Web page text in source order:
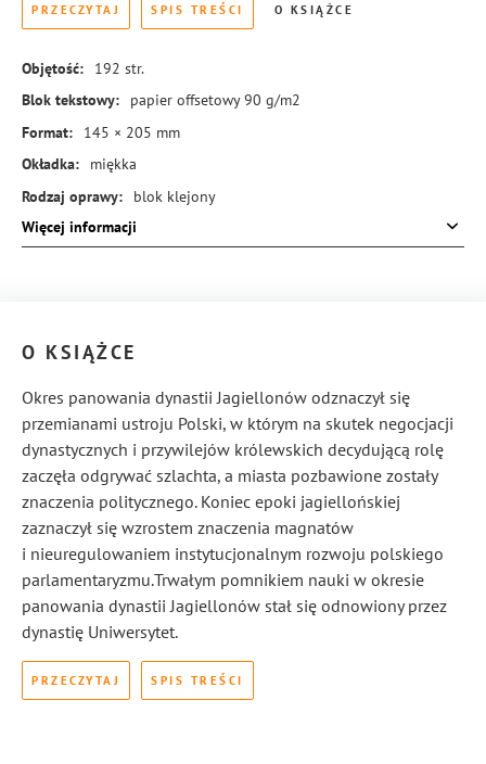
PRZECZYTAJ SPIS TREŚCI O KSIĄŻCE
Objętość: 192 str.
Blok tekstowy:
papier offsetowy 90 g/m2
Format:
145 × 205 mm
Okładka:
miękka
Rodzaj oprawy:
blok klejony
ISBN:
978-83-8273-500-0
Więcej informacji
O KSIĄŻCE
Okres panowania dynastii Jagiellonów odznaczył się
przemianami ustroju Polski, w którym na skutek negocjacji
dynastycznych i przywilejów królewskich decydującą rolę
zaczęła odgrywać szlachta, a miasta pozbawione zostały
znaczenia politycznego. Koniec epoki jagiellońskiej
zaznaczył się wzrostem znaczenia magnatów
i nieuregulowaniem instytucjonalnym rozwoju polskiego
parlamentaryzmu.Trwałym pomnikiem nauki w okresie
panowania dynastii Jagiellonów stał się odnowiony przez
dynastię Uniwersytet.
PRZECZYTAJ SPIS TREŚCI